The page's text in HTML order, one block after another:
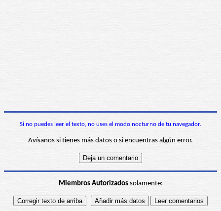
Si no puedes leer el texto, no uses el modo nocturno de tu navegador.
Avísanos si tienes más datos o si encuentras algún error.
Miembros Autorizadossolamente: